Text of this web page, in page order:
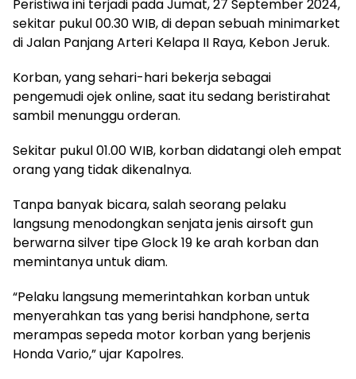
Peristiwa ini terjadi pada Jumat, 27 September 2024,
sekitar pukul 00.30 WIB, di depan sebuah minimarket
di Jalan Panjang Arteri Kelapa II Raya, Kebon Jeruk.
Korban, yang sehari-hari bekerja sebagai
pengemudi ojek online, saat itu sedang beristirahat
sambil menunggu orderan.
Sekitar pukul 01.00 WIB, korban didatangi oleh empat
orang yang tidak dikenalnya.
Tanpa banyak bicara, salah seorang pelaku
langsung menodongkan senjata jenis airsoft gun
berwarna silver tipe Glock 19 ke arah korban dan
memintanya untuk diam.
“Pelaku langsung memerintahkan korban untuk
menyerahkan tas yang berisi handphone, serta
merampas sepeda motor korban yang berjenis
Honda Vario,” ujar Kapolres.